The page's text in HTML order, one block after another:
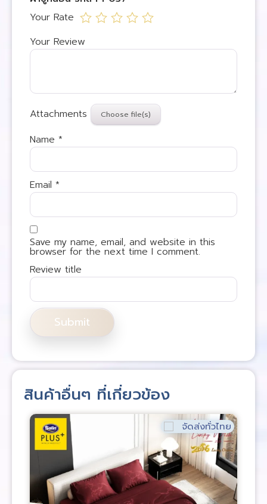
Your Rate
Your Review
Attachments
Name *
Email *
Save my name, email, and website in this
browser for the next time I comment.
Review title
สินค้าอื่นๆ ที่เกี่ยวข้อง
จัดส่งทั่วไทย